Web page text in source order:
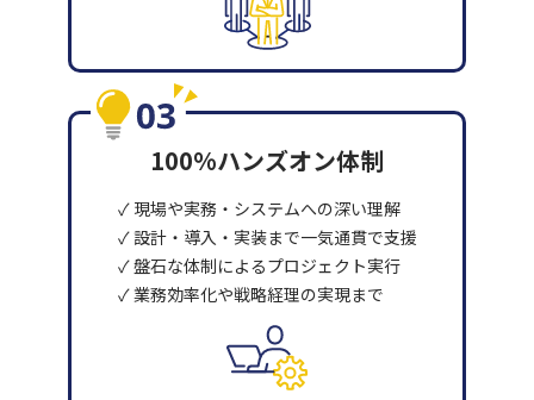
100%ハンズオン体制
✓ 現場や実務・システムへの深い理解
✓ 設計・導入・実装まで一気通貫で支援
✓ 盤石な体制によるプロジェクト実行
✓ 業務効率化や戦略経理の実現まで